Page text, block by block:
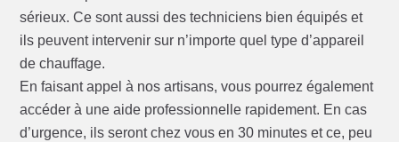
sérieux. Ce sont aussi des techniciens bien équipés et
ils peuvent intervenir sur n’importe quel type d’appareil
de chauffage.
En faisant appel à nos artisans, vous pourrez également
accéder à une aide professionnelle rapidement. En cas
d’urgence, ils seront chez vous en 30 minutes et ce, peu